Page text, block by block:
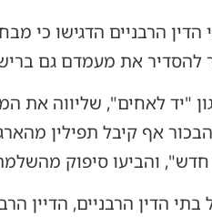
הדין הרבניים הדגישו כי
להסדיר את מעמדם גם
"יד לאחים", שליווה את
אף קיבל תפילין
והביעו סיפוק
בתי הדין הרבניים, הדיין